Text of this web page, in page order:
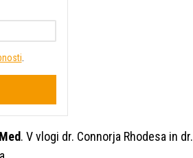
. V vlogi dr. Connorja Rhodesa in dr.